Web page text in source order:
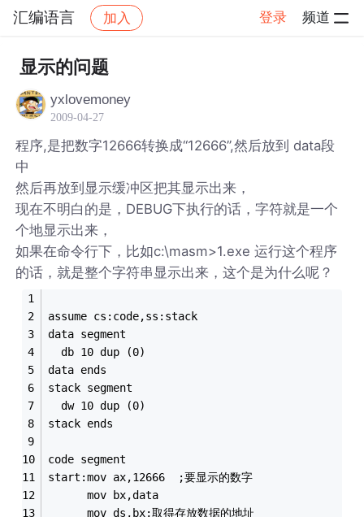
汇编语言 加入 登录 频道
社区 汇编语言
显示的问题
yxlovemoney
2009-04-27
程序,是把数字12666转换成“12666”,然后放到 data段
中
然后再放到显示缓冲区把其显示出来，
现在不明白的是，DEBUG下执行的话，字符就是一个
个地显示出来，
如果在命令行下，比如c:\masm>1.exe 运行这个程序
的话，就是整个字符串显示出来，这个是为什么呢？
assume cs:code,ss:stack
data segment
  db 10 dup (0)
data ends
stack segment
  dw 10 dup (0)
stack ends
code segment
start:mov ax,12666  ;要显示的数字
      mov bx,data
      mov ds,bx;取得存放数据的地址